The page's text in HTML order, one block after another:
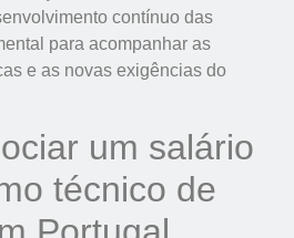
contínuo das
para acompanhar as
e as novas exigências do
um salário
técnico de